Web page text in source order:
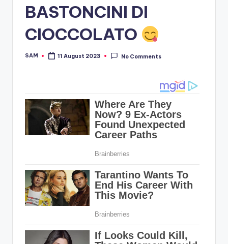
BASTONCINI DI
CIOCCOLATO
Posted
SAM 11 August 2023 No Comments